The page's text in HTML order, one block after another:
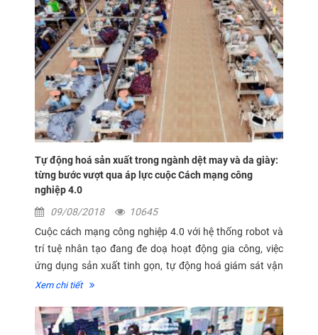
Tự động hoá sản xuất trong ngành dệt may và da giày:
từng bước vượt qua áp lực cuộc Cách mạng công
nghiệp 4.0
09/08/2018
10645
Cuộc cách mạng công nghiệp 4.0 với hệ thống robot và
trí tuệ nhân tạo đang đe doạ hoạt động gia công, việc
ứng dụng sản xuất tinh gọn, tự động hoá giám sát vận
hành sẽ giúp doanh nghiệp da công ngành dệt may và
Xem chi tiết